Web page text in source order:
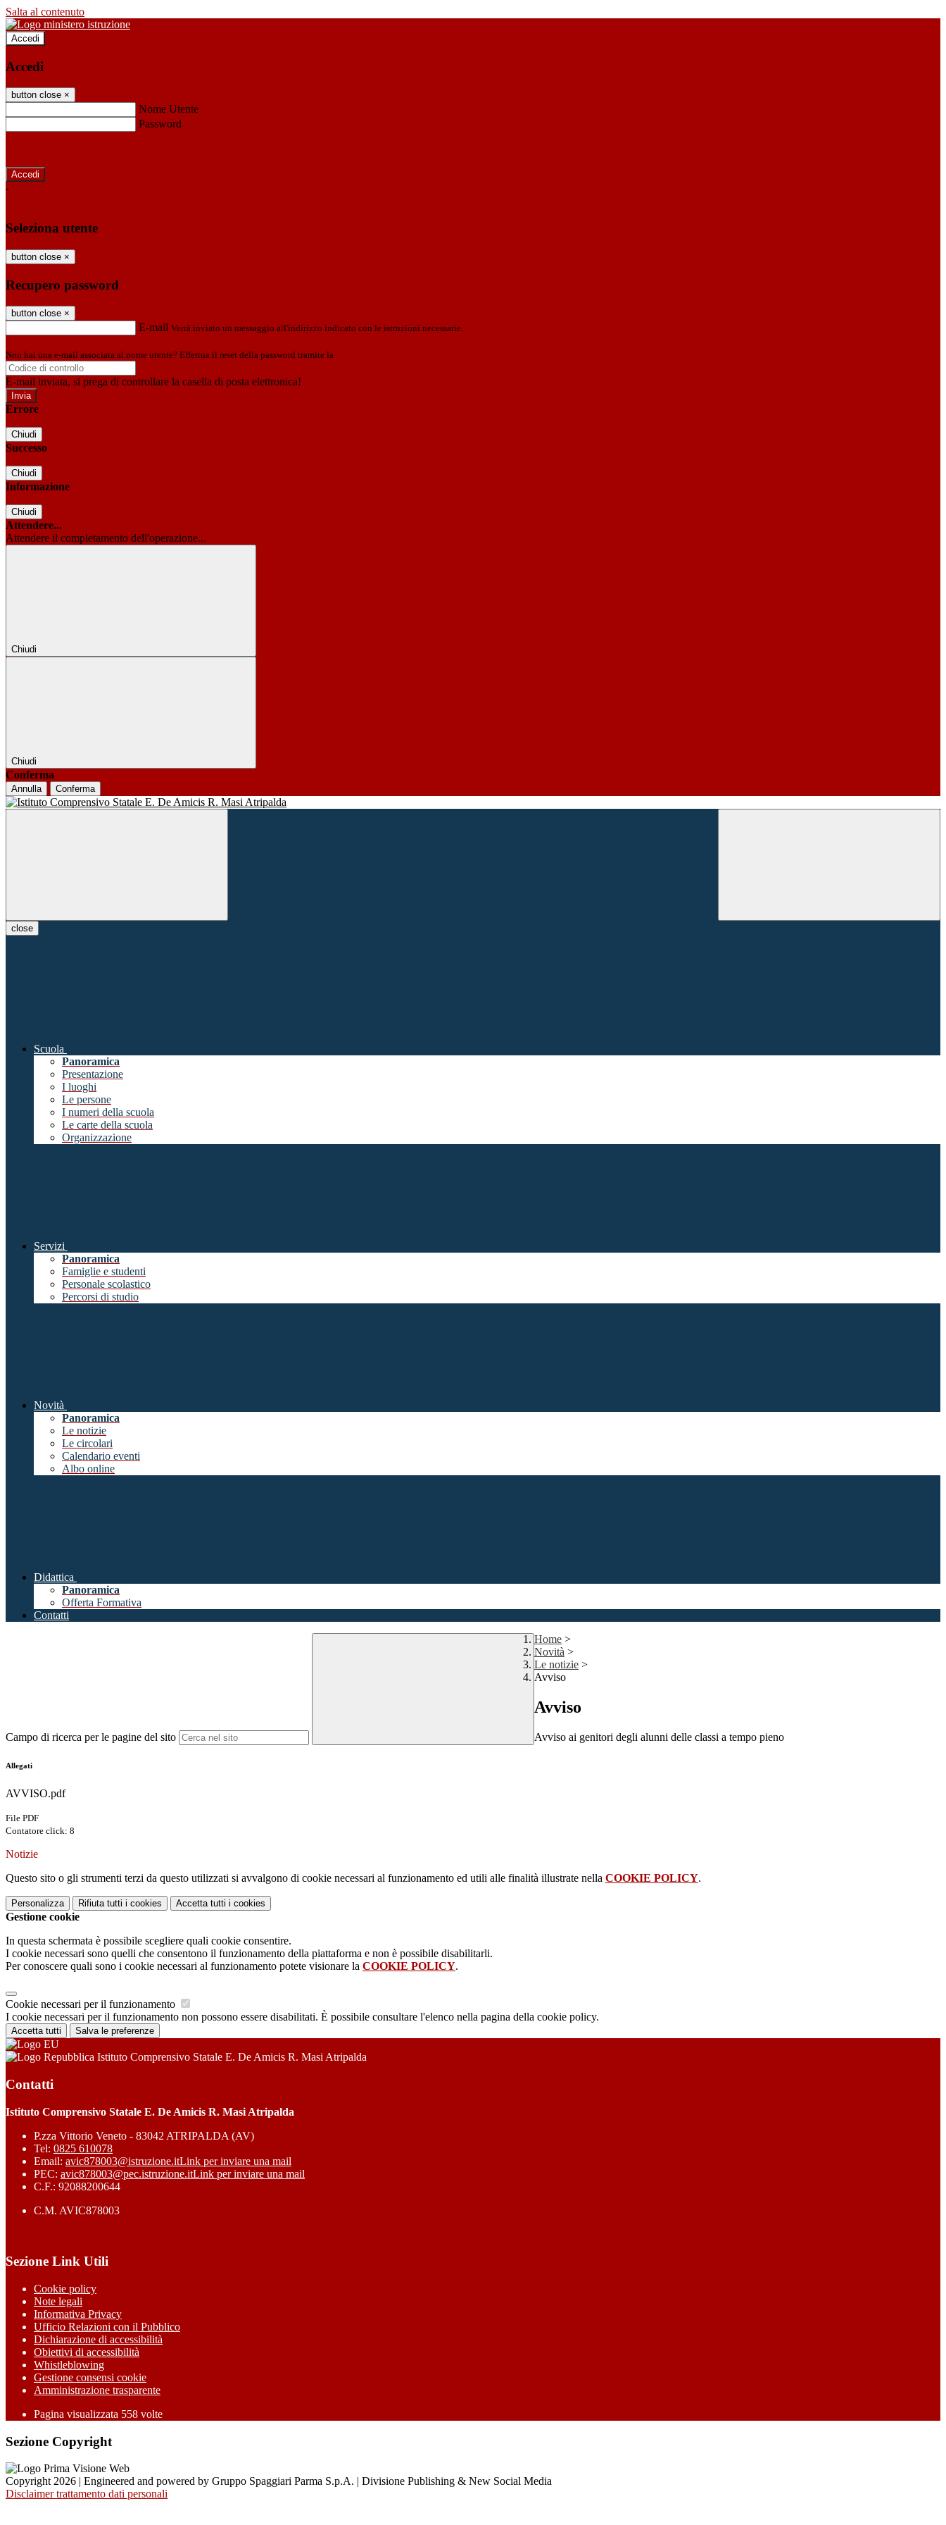
Salta al contenuto
Accedi
Accedi
button close ×
Nome Utente
Password
-
Seleziona utente
button close ×
Recupero password
button close ×
E-mail Verrà inviato un messaggio all'indirizzo indicato con le istruzioni necessarie.
Non hai una e-mail associata al nome utente? Effettua il reset della password tramite la
E-mail inviata, si prega di controllare la casella di posta elettronica!
Errore
Chiudi
Successo
Chiudi
Informazione
Chiudi
Attendere...
Attendere il completamento dell'operazione...
Chiudi
Chiudi
Conferma
Annulla Conferma
close
Scuola
Panoramica
Presentazione
I luoghi
Le persone
I numeri della scuola
Le carte della scuola
Organizzazione
Servizi
Panoramica
Famiglie e studenti
Personale scolastico
Percorsi di studio
Novità
Panoramica
Le notizie
Le circolari
Calendario eventi
Albo online
Didattica
Panoramica
Offerta Formativa
Contatti
Campo di ricerca per le pagine del sito
Home >
Novità >
Le notizie >
Avviso
Avviso
Avviso ai genitori degli alunni delle classi a tempo pieno
Allegati
AVVISO.pdf
File PDF
Contatore click: 8
Notizie
Questo sito o gli strumenti terzi da questo utilizzati si avvalgono di cookie necessari al funzionamento ed utili alle finalità illustrate nella COOKIE POLICY.
Personalizza Rifiuta tutti i cookies Accetta tutti i cookies
Gestione cookie
In questa schermata è possibile scegliere quali cookie consentire.
I cookie necessari sono quelli che consentono il funzionamento della piattaforma e non è possibile disabilitarli.
Per conoscere quali sono i cookie necessari al funzionamento potete visionare la COOKIE POLICY.
Cookie necessari per il funzionamento
I cookie necessari per il funzionamento non possono essere disabilitati. È possibile consultare l'elenco nella pagina della cookie policy.
Accetta tutti Salva le preferenze
Istituto Comprensivo Statale E. De Amicis R. Masi Atripalda
Contatti
Istituto Comprensivo Statale E. De Amicis R. Masi Atripalda
P.zza Vittorio Veneto - 83042 ATRIPALDA (AV)
Tel: 0825 610078
Email: avic878003@istruzione.itLink per inviare una mail
PEC: avic878003@pec.istruzione.itLink per inviare una mail
C.F.: 92088200644
C.M. AVIC878003
Sezione Link Utili
Cookie policy
Note legali
Informativa Privacy
Ufficio Relazioni con il Pubblico
Dichiarazione di accessibilità
Obiettivi di accessibilità
Whistleblowing
Gestione consensi cookie
Amministrazione trasparente
Pagina visualizzata 558 volte
Sezione Copyright
Copyright 2026 | Engineered and powered by Gruppo Spaggiari Parma S.p.A. | Divisione Publishing & New Social Media
Disclaimer trattamento dati personali